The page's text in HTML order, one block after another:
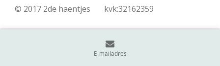
© 2017 2de haentjes kvk:32162359
E-mailadres